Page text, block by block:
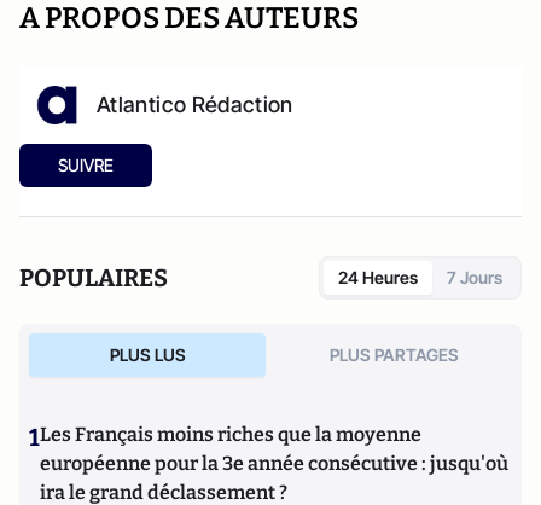
A PROPOS DES AUTEURS
Atlantico Rédaction
SUIVRE
POPULAIRES 24 Heures 7 Jours
PLUS LUS PLUS PARTAGES
1Les Français moins riches que la moyenne
européenne pour la 3e année consécutive : jusqu'où
ira le grand déclassement ?